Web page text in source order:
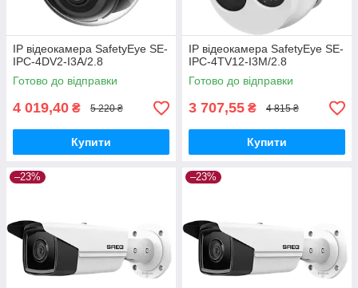
IP відеокамера SafetyEye SE-
IPC-4DV2-I3A/2.8
Готово до відправки
4 019,40 ₴ 5 220 ₴
Купити
IP відеокамера SafetyEye SE-
IPC-4TV12-I3M/2.8
Готово до відправки
3 707,55 ₴ 4 815 ₴
Купити
–23% –23%